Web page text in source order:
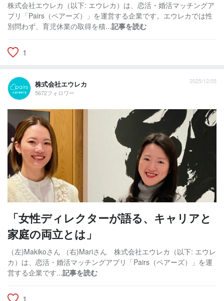
株式会社エウレカ（以下: エウレカ）は、恋活・婚活マッチングア
プリ「Pairs（ペアーズ）」を運営する企業です。エウレカでは性
別問わず、育児休業の取得を積...記事を読む
1
株式会社エウレカ
5672フォロワー
2025/12/05
「女性ディレクターが語る、キャリアと
家庭の両立とは」
（左)Makikoさん （右)Mariさん 株式会社エウレカ（以下: エウレ
カ）は、恋活・婚活マッチングアプリ「Pairs（ペアーズ）」を運
営する企業です...記事を読む
1